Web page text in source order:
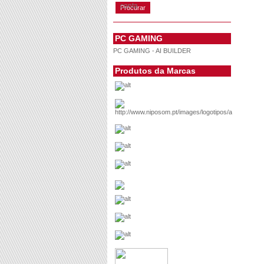
conta
PC GAMING
PC GAMING - AI BUILDER
Produtos da Marcas